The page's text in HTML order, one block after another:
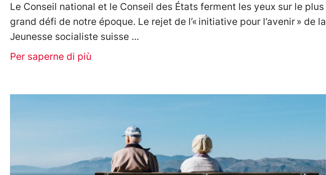
Le Conseil national et le Conseil des États ferment les yeux sur le plus
grand défi de notre époque. Le rejet de l’« initiative pour l’avenir » de la
Jeunesse socialiste suisse
Per saperne di più